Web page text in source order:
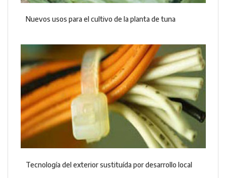
Nuevos usos para el cultivo de la planta de tuna
Tecnología del exterior sustituída por desarrollo local